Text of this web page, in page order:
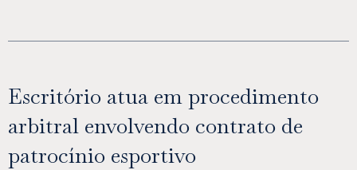
Escritório atua em procedimento
arbitral envolvendo contrato de
patrocínio esportivo